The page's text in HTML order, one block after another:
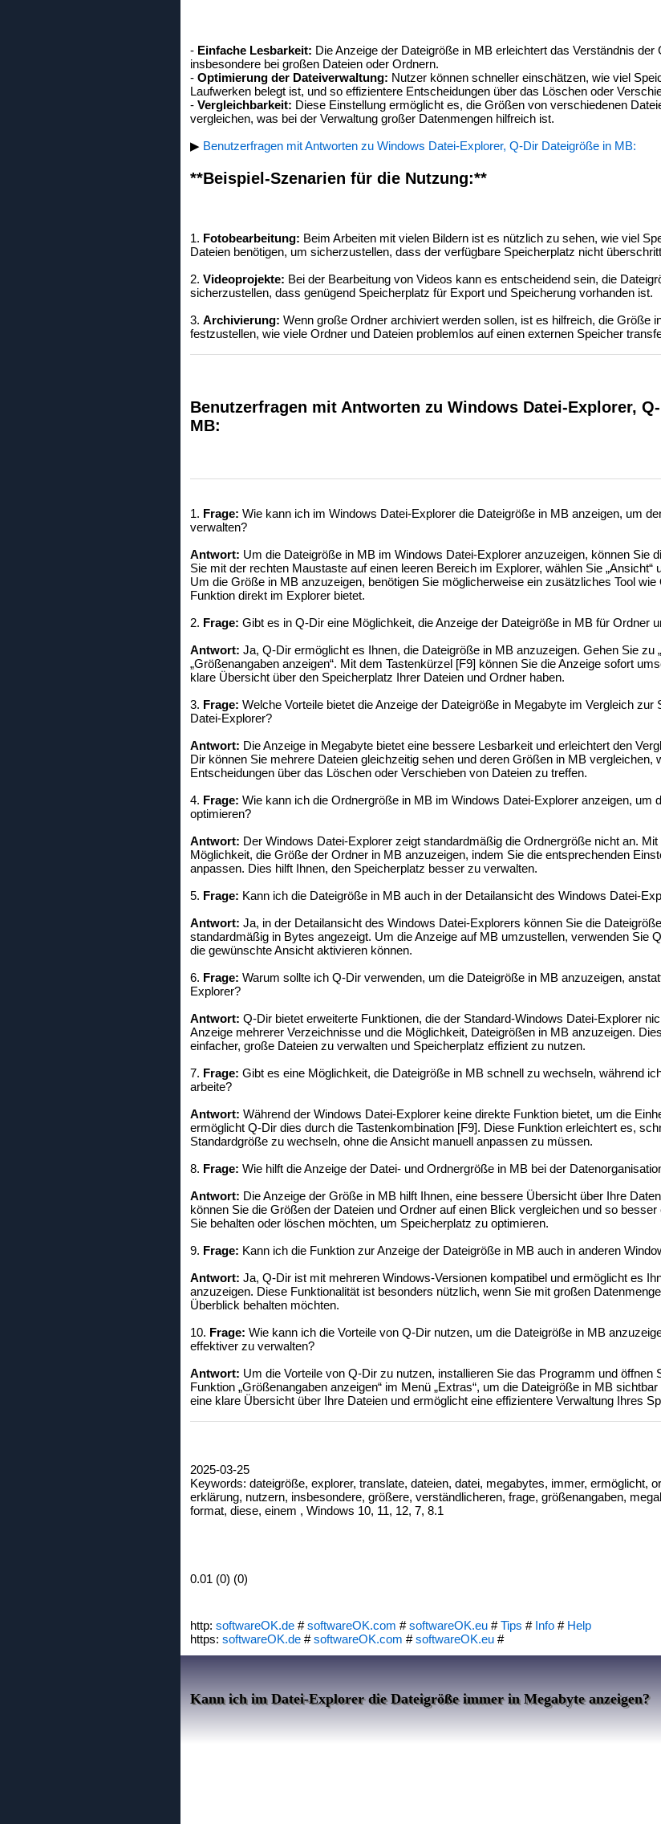
- Einfache Lesbarkeit: Die Anzeige der Dateigröße in MB erleichtert das Verständnis der
insbesondere bei großen Dateien oder Ordnern.
- Optimierung der Dateiverwaltung: Nutzer können schneller einschätzen, wie viel
Laufwerken belegt ist, und so effizientere Entscheidungen über das Löschen oder
- Vergleichbarkeit: Diese Einstellung ermöglicht es, die Größen von verschiedenen
vergleichen, was bei der Verwaltung großer Datenmengen hilfreich ist.
▶ Benutzerfragen mit Antworten zu Windows Datei-Explorer, Q-Dir Dateigröße in MB:
**Beispiel-Szenarien für die Nutzung:**
1. Fotobearbeitung: Beim Arbeiten mit vielen Bildern ist es nützlich zu sehen, wie viel
Dateien benötigen, um sicherzustellen, dass der verfügbare Speicherplatz nicht
2. Videoprojekte: Bei der Bearbeitung von Videos kann es entscheidend sein, die
sicherzustellen, dass genügend Speicherplatz für Export und Speicherung vorhanden ist.
3. Archivierung: Wenn große Ordner archiviert werden sollen, ist es hilfreich, die Größe
festzustellen, wie viele Ordner und Dateien problemlos auf einen externen Speicher
Benutzerfragen mit Antworten zu Windows Datei-Explorer,
MB:
1. Frage: Wie kann ich im Windows Datei-Explorer die Dateigröße in MB anzeigen, um
verwalten?
Antwort: Um die Dateigröße in MB im Windows Datei-Explorer anzuzeigen, können Sie
Sie mit der rechten Maustaste auf einen leeren Bereich im Explorer, wählen Sie „Ansicht“
Um die Größe in MB anzuzeigen, benötigen Sie möglicherweise ein zusätzliches Tool wie
Funktion direkt im Explorer bietet.
2. Frage: Gibt es in Q-Dir eine Möglichkeit, die Anzeige der Dateigröße in MB für Ordner
Antwort: Ja, Q-Dir ermöglicht es Ihnen, die Dateigröße in MB anzuzeigen. Gehen Sie zu
„Größenangaben anzeigen“. Mit dem Tastenkürzel [F9] können Sie die Anzeige sofort
klare Übersicht über den Speicherplatz Ihrer Dateien und Ordner haben.
3. Frage: Welche Vorteile bietet die Anzeige der Dateigröße in Megabyte im Vergleich zur
Datei-Explorer?
Antwort: Die Anzeige in Megabyte bietet eine bessere Lesbarkeit und erleichtert den
Dir können Sie mehrere Dateien gleichzeitig sehen und deren Größen in MB vergleichen,
Entscheidungen über das Löschen oder Verschieben von Dateien zu treffen.
4. Frage: Wie kann ich die Ordnergröße in MB im Windows Datei-Explorer anzeigen, um
optimieren?
Antwort: Der Windows Datei-Explorer zeigt standardmäßig die Ordnergröße nicht an.
Möglichkeit, die Größe der Ordner in MB anzuzeigen, indem Sie die entsprechenden
anpassen. Dies hilft Ihnen, den Speicherplatz besser zu verwalten.
5. Frage: Kann ich die Dateigröße in MB auch in der Detailansicht des Windows Datei-
Antwort: Ja, in der Detailansicht des Windows Datei-Explorers können Sie die
standardmäßig in Bytes angezeigt. Um die Anzeige auf MB umzustellen, verwenden Sie
die gewünschte Ansicht aktivieren können.
6. Frage: Warum sollte ich Q-Dir verwenden, um die Dateigröße in MB anzuzeigen,
Explorer?
Antwort: Q-Dir bietet erweiterte Funktionen, die der Standard-Windows Datei-Explorer
Anzeige mehrerer Verzeichnisse und die Möglichkeit, Dateigrößen in MB anzuzeigen.
einfacher, große Dateien zu verwalten und Speicherplatz effizient zu nutzen.
7. Frage: Gibt es eine Möglichkeit, die Dateigröße in MB schnell zu wechseln, während
arbeite?
Antwort: Während der Windows Datei-Explorer keine direkte Funktion bietet, um die
ermöglicht Q-Dir dies durch die Tastenkombination [F9]. Diese Funktion erleichtert es,
Standardgröße zu wechseln, ohne die Ansicht manuell anpassen zu müssen.
8. Frage: Wie hilft die Anzeige der Datei- und Ordnergröße in MB bei der
Antwort: Die Anzeige der Größe in MB hilft Ihnen, eine bessere Übersicht über Ihre
können Sie die Größen der Dateien und Ordner auf einen Blick vergleichen und so
Sie behalten oder löschen möchten, um Speicherplatz zu optimieren.
9. Frage: Kann ich die Funktion zur Anzeige der Dateigröße in MB auch in anderen
Antwort: Ja, Q-Dir ist mit mehreren Windows-Versionen kompatibel und ermöglicht es
anzuzeigen. Diese Funktionalität ist besonders nützlich, wenn Sie mit großen
Überblick behalten möchten.
10. Frage: Wie kann ich die Vorteile von Q-Dir nutzen, um die Dateigröße in MB
effektiver zu verwalten?
Antwort: Um die Vorteile von Q-Dir zu nutzen, installieren Sie das Programm und öffnen
Funktion „Größenangaben anzeigen“ im Menü „Extras“, um die Dateigröße in MB
eine klare Übersicht über Ihre Dateien und ermöglicht eine effizientere Verwaltung Ihres
2025-03-25
Keywords: dateigröße, explorer, translate, dateien, datei, megabytes, immer, ermöglicht,
erklärung, nutzern, insbesondere, größere, verständlicheren, frage, größenangaben,
format, diese, einem , Windows 10, 11, 12, 7, 8.1
0.01 (0) (0)
http: softwareOK.de #softwareOK.com #softwareOK.eu #Tips # Info # Help
https: softwareOK.de #softwareOK.com #softwareOK.eu #
Kann ich im Datei-Explorer die Dateigröße immer in Megabyte anzeigen?